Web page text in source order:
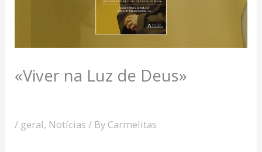
«Viver na Luz de Deus»
/ geral, Notícias / By Carmelitas